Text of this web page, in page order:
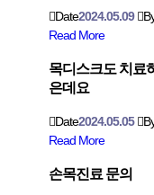
Date2024.05.09
Read More
목디스크도 치료
은데요
Date2024.05.05
Read More
손목진료 문의